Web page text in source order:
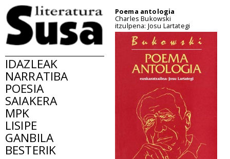
IDAZLEAK
NARRATIBA
POESIA
SAIAKERA
MPK
LISIPE
GANBILA
BESTERIK
Poema antologia
Charles Bukowski
itzulpena: Josu Lartategi